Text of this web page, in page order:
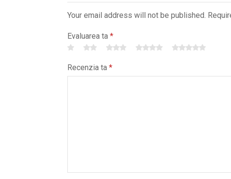
Your email address will not be published.
Evaluarea ta *
Recenzia ta *